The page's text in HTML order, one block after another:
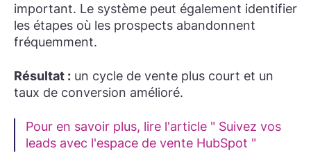
important. Le système peut également identifier
les étapes où les prospects abandonnent
fréquemment.
Résultat : un cycle de vente plus court et un
taux de conversion amélioré.
Pour en savoir plus, lire l'article " Suivez vos
leads avec l'espace de vente HubSpot "